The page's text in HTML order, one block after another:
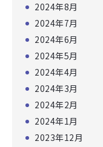
2024年8月
2024年7月
2024年6月
2024年5月
2024年4月
2024年3月
2024年2月
2024年1月
2023年12月